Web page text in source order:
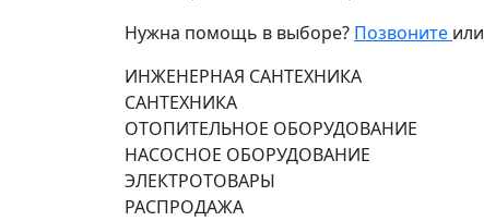
Нужна помощь в выборе? Позвоните или
ИНЖЕНЕРНАЯ САНТЕХНИКА
САНТЕХНИКА
ОТОПИТЕЛЬНОЕ ОБОРУДОВАНИЕ
НАСОСНОЕ ОБОРУДОВАНИЕ
ЭЛЕКТРОТОВАРЫ
РАСПРОДАЖА